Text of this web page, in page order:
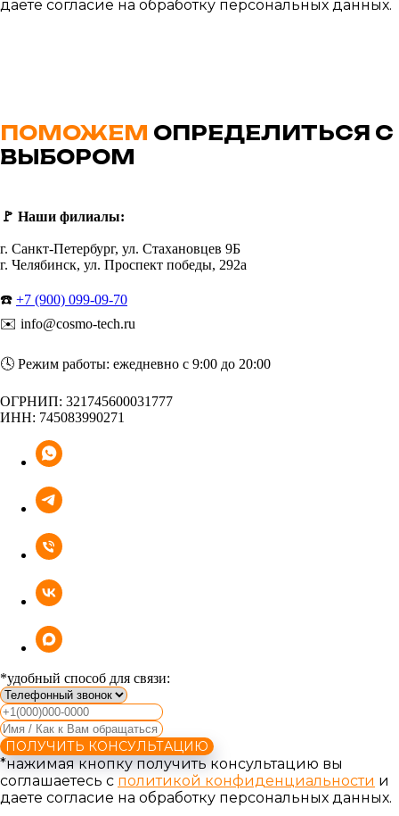
даете согласие на обработку персональных данных.
ПОМОЖЕМ ОПРЕДЕЛИТЬСЯ С
ВЫБОРОМ
🚩 Наши филиалы:
г. Санкт-Петербург, ул. Стахановцев 9Б
г. Челябинск, ул. Проспект победы, 292а
☎️ +7 (900) 099-09-70
✉️ info@cosmo-tech.ru
🕓 Режим работы: ежедневно с 9:00 до 20:00
ОГРНИП: 321745600031777
ИНН: 745083990271
*удобный способ для связи:
ПОЛУЧИТЬ КОНСУЛЬТАЦИЮ
*нажимая кнопку получить консультацию вы
соглашаетесь с политикой конфиденциальности и
даете согласие на обработку персональных данных.